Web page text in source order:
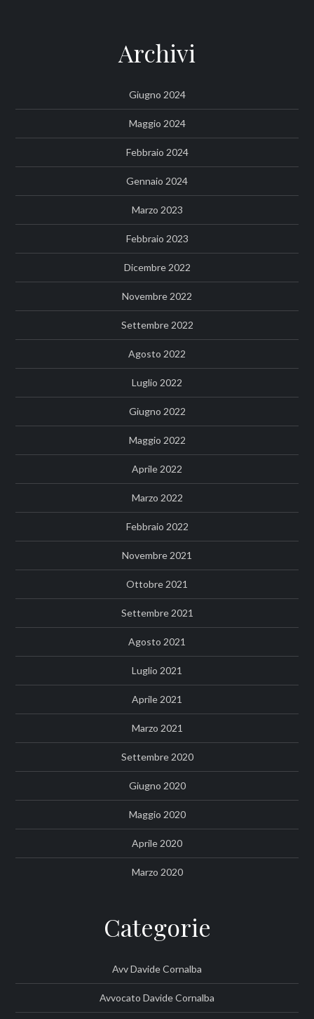
Archivi
Giugno 2024
Maggio 2024
Febbraio 2024
Gennaio 2024
Marzo 2023
Febbraio 2023
Dicembre 2022
Novembre 2022
Settembre 2022
Agosto 2022
Luglio 2022
Giugno 2022
Maggio 2022
Aprile 2022
Marzo 2022
Febbraio 2022
Novembre 2021
Ottobre 2021
Settembre 2021
Agosto 2021
Luglio 2021
Aprile 2021
Marzo 2021
Settembre 2020
Giugno 2020
Maggio 2020
Aprile 2020
Marzo 2020
Categorie
Avv Davide Cornalba
Avvocato Davide Cornalba